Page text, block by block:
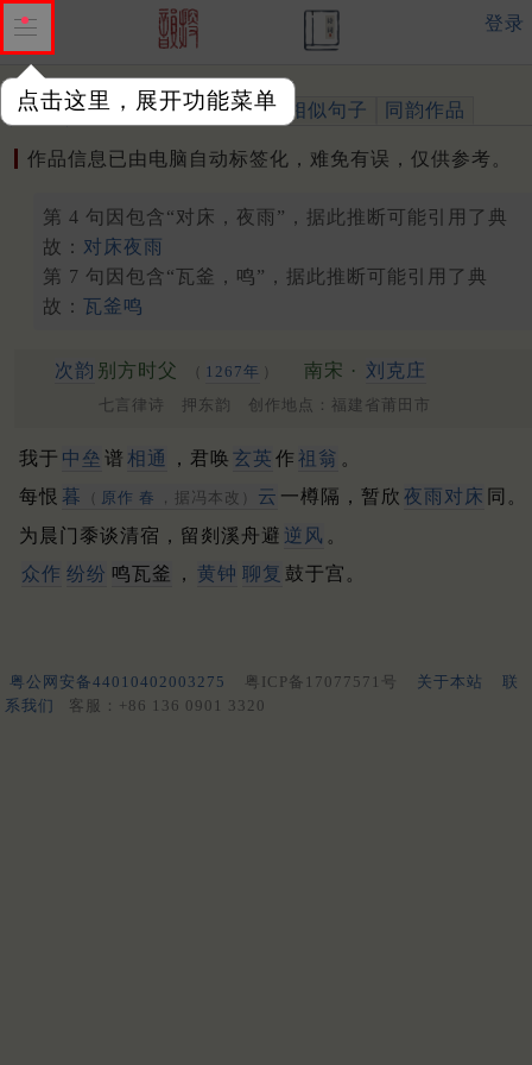
点击这里，展开功能菜单
登录
作品 标注四声 出处、引用 相似句子 同韵作品
作品信息已由电脑自动标签化，难免有误，仅供参考。
第 4 句因包含“对床，夜雨”，据此推断可能引用了典
故： 对床夜雨
第 7 句因包含“瓦釜，鸣”，据此推断可能引用了典
故： 瓦釜鸣
次韵 别方时父 （ 1267年 ） 南宋 · 刘克庄
七言律诗 押东韵 创作地点：福建省莆田市
我于 中垒 谱 相通 ，君唤 玄英 作 祖翁 。
每恨 暮 （ 原作 春 ，据冯本改） 云 一樽隔，暂欣 夜雨对床 同。
为晨门黍谈清宿，留剡溪舟避 逆风 。
众作 纷纷 鸣瓦釜 ， 黄钟 聊复 鼓于宫。
粤公网安备44010402003275 粤ICP备17077571号 关于本站
联
系我们
客服：+86 136 0901 3320